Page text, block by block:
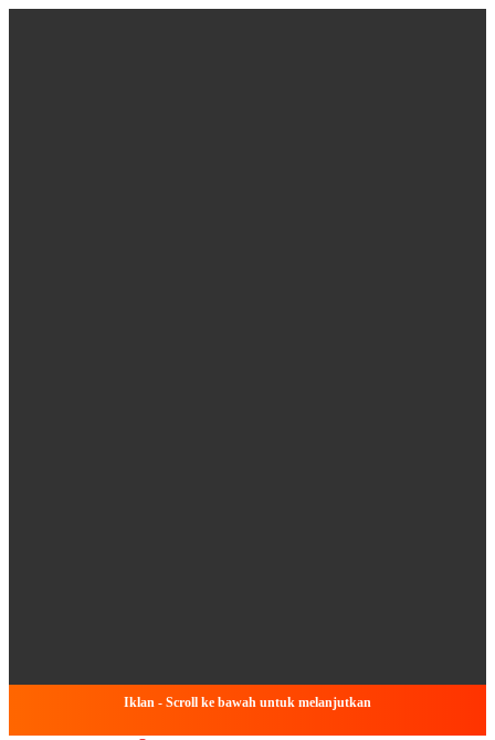
Iklan - Scroll ke bawah untuk melanjutkan